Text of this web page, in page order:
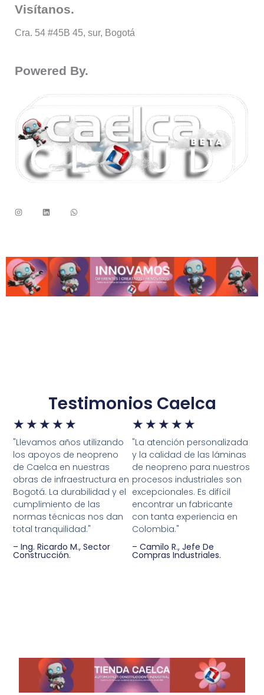
Visítanos.
Cra. 54 #45B 45, sur, Bogotá
Powered By.
Testimonios Caelca
★ ★ ★ ★ ★
"Llevamos años utilizando
los apoyos de neopreno
de Caelca en nuestras
obras de infraestructura en
Bogotá. La durabilidad y el
cumplimiento de las
normas técnicas nos dan
total tranquilidad."
– Ing. Ricardo M., Sector
Construcción.
★ ★ ★ ★ ★
"La atención personalizada
y la calidad de las láminas
de neopreno para nuestros
procesos industriales son
excepcionales. Es difícil
encontrar un fabricante
con tanta experiencia en
Colombia."
– Camilo R., Jefe De
Compras Industriales.